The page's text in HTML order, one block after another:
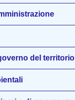
del territorio